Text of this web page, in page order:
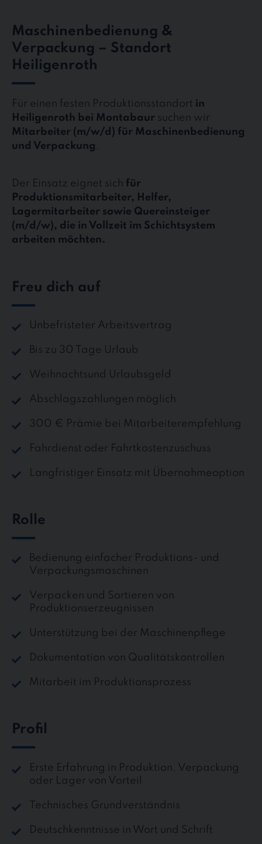
Maschinenbedienung &
Verpackung – Standort
Heiligenroth
Für einen festen Produktionsstandort in
Heiligenroth bei Montabaur suchen wir
Mitarbeiter (m/w/d) für Maschinenbedienung
und Verpackung .
Der Einsatz eignet sich für
Produktionsmitarbeiter, Helfer,
Lagermitarbeiter sowie Quereinsteiger
(m/d/w), die in Vollzeit im Schichtsystem
arbeiten möchten.
Freu dich auf
Unbefristeter Arbeitsvertrag
Bis zu 30 Tage Urlaub
Weihnachtsund Urlaubsgeld
Abschlagszahlungen möglich
300 € Prämie bei Mitarbeiterempfehlung
Fahrdienst oder Fahrtkostenzuschuss
Langfristiger Einsatz mit Übernahmeoption
Rolle
Bedienung einfacher Produktions- und
Verpackungsmaschinen
Verpacken und Sortieren von
Produktionserzeugnissen
Unterstützung bei der Maschinenpflege
Dokumentation von Qualitätskontrollen
Mitarbeit im Produktionsprozess
Profil
Erste Erfahrung in Produktion, Verpackung
oder Lager von Vorteil
Technisches Grundverständnis
Deutschkenntnisse in Wort und Schrift